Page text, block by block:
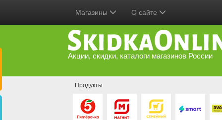
Магазины О сайте
Акции, скидки, каталоги магазинов России
Продукты